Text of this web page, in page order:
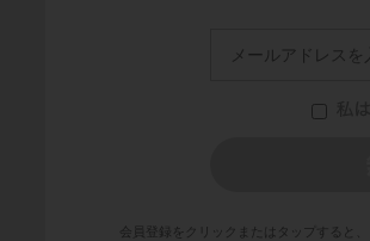
会員登録をクリックまたはタップすると、